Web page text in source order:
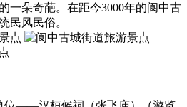
一朵奇葩。在距今3000年的阆中古
民风民俗。